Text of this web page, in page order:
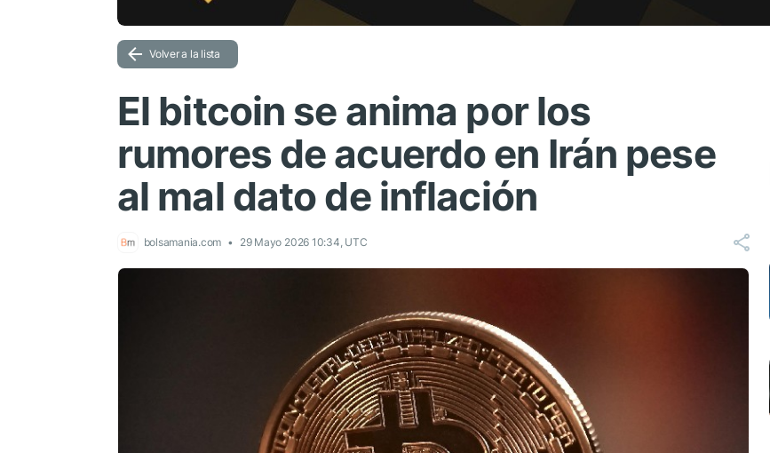
Volver a la lista
El bitcoin se anima por los
rumores de acuerdo en Irán pese
al mal dato de inflación
bolsamania.com 29 Mayo 2026 10:34, UTC